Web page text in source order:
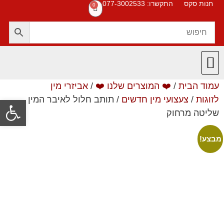
חנות סקס התקשרו: 077-3002533 0
עמוד הבית / ❤️ המוצרים שלנו ❤️ / אביזרי מין
לזוגות / צעצועי מין חדשים / תותב חלול לאיבר המין –
שליטה מרחוק
מבצע!
פתח